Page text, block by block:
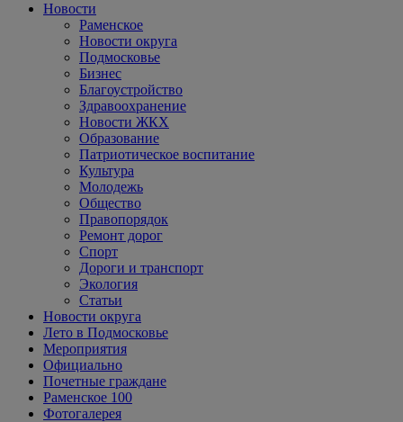
Новости
Раменское
Новости округа
Подмосковье
Бизнес
Благоустройство
Здравоохранение
Новости ЖКХ
Образование
Патриотическое воспитание
Культура
Молодежь
Общество
Правопорядок
Ремонт дорог
Спорт
Дороги и транспорт
Экология
Статьи
Новости округа
Лето в Подмосковье
Мероприятия
Официально
Почетные граждане
Раменское 100
Фотогалерея